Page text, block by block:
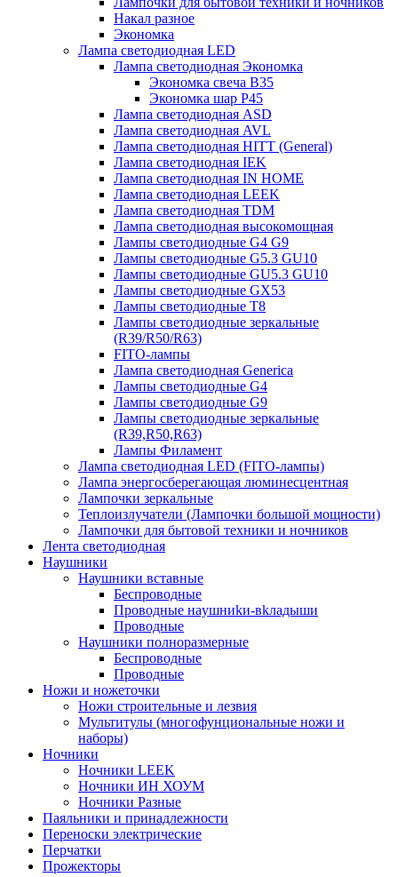
Накал разное
Экономка
Лампа светодиодная LED
Лампа светодиодная Экономка
Экономка свеча B35
Экономка шар P45
Лампа светодиодная ASD
Лампа светодиодная AVL
Лампа светодиодная HITT (General)
Лампа светодиодная IEK
Лампа светодиодная IN HOME
Лампа светодиодная LEEK
Лампа светодиодная TDM
Лампа светодиодная высокомощная
Лампы светодиодные G4 G9
Лампы светодиодные G5.3 GU10
Лампы светодиодные GU5.3 GU10
Лампы светодиодные GX53
Лампы светодиодные T8
Лампы светодиодные зеркальные
(R39/R50/R63)
FITO-лампы
Лампа светодиодная Generica
Лампы светодиодные G4
Лампы светодиодные G9
Лампы светодиодные зеркальные
(R39,R50,R63)
Лампы Филамент
Лампа светодиодная LED (FITO-лампы)
Лампа энергосберегающая люминесцентная
Лампочки зеркальные
Теплоизлучатели (Лампочки большой мощности)
Лампочки для бытовой техники и ночников
Лента светодиодная
Наушники
Наушники вставные
Беспроводные
Пpoвoдныe нayшниkи-вkлaдыши
Проводные
Наушники полноразмерные
Беспроводные
Проводные
Ножи и ножеточки
Ножи строительные и лезвия
Мультитулы (многофунциональные ножи и
наборы)
Ночники
Ночники LEEK
Ночники ИН ХОУМ
Ночники Разные
Паяльники и принадлежности
Переноски электрические
Перчатки
Прожекторы